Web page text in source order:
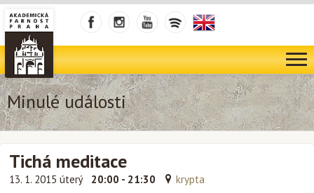
Minulé události
Tichá meditace
13. 1. 2015 úterý 20:00 - 21:30 krypta